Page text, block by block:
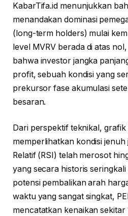
KabarTifa.id menunjukkan
menandakan dominasi
(long-term holders) mulai
level MVRV berada di atas
bahwa investor jangka
profit, sebuah kondisi yang
prekursor fase akumulasi
besaran.
Dari perspektif teknikal, grafik
memperlihatkan kondisi jenuh
Relatif (RSI) telah merosot
yang secara historis
potensi pembalikan arah
waktu yang sangat singkat,
mencatatkan kenaikan sekitar